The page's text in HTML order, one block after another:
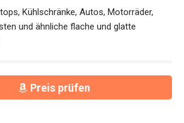
Kühlschränke, Autos, Motorräder,
und ähnliche flache und glatte
Preis prüfen